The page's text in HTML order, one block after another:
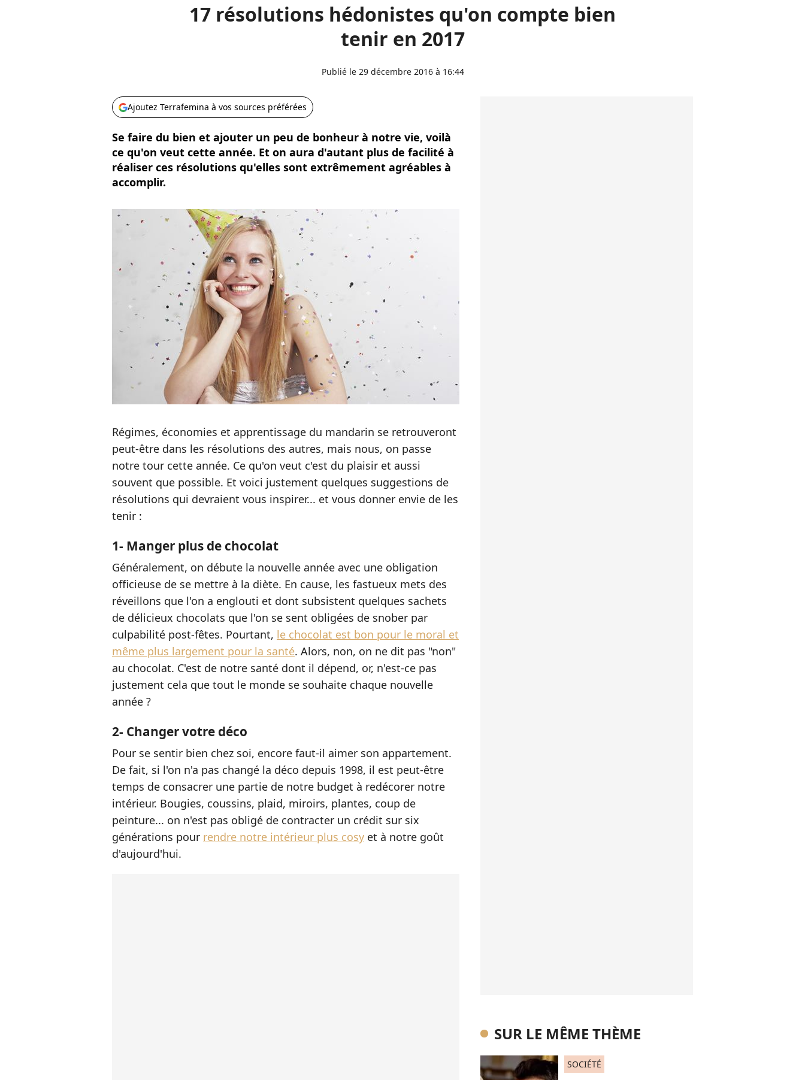
17 résolutions hédonistes qu'on compte bien
tenir en 2017
Publié le 29 décembre 2016 à 16:44
Ajoutez Terrafemina à vos sources préférées
Se faire du bien et ajouter un peu de bonheur à notre vie, voilà
ce qu'on veut cette année. Et on aura d'autant plus de facilité à
réaliser ces résolutions qu'elles sont extrêmement agréables à
accomplir.
Régimes, économies et apprentissage du mandarin se retrouveront
peut-être dans les résolutions des autres, mais nous, on passe
notre tour cette année. Ce qu'on veut c'est du plaisir et aussi
souvent que possible. Et voici justement quelques suggestions de
résolutions qui devraient vous inspirer... et vous donner envie de les
tenir :
1- Manger plus de chocolat
Généralement, on débute la nouvelle année avec une obligation
officieuse de se mettre à la diète. En cause, les fastueux mets des
réveillons que l'on a englouti et dont subsistent quelques sachets
de délicieux chocolats que l'on se sent obligées de snober par
culpabilité post-fêtes. Pourtant, le chocolat est bon pour le moral et
même plus largement pour la santé. Alors, non, on ne dit pas "non"
au chocolat. C'est de notre santé dont il dépend, or, n'est-ce pas
justement cela que tout le monde se souhaite chaque nouvelle
année ?
2- Changer votre déco
Pour se sentir bien chez soi, encore faut-il aimer son appartement.
De fait, si l'on n'a pas changé la déco depuis 1998, il est peut-être
temps de consacrer une partie de notre budget à redécorer notre
intérieur. Bougies, coussins, plaid, miroirs, plantes, coup de
peinture... on n'est pas obligé de contracter un crédit sur six
générations pour rendre notre intérieur plus cosy et à notre goût
d'aujourd'hui.
SUR LE MÊME THÈME
SOCIÉTÉ